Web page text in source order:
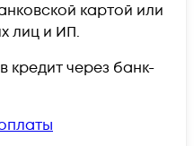
картой или
лиц и ИП.
кредит через банк-